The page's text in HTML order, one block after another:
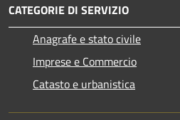
CATEGORIE DI SERVIZIO
Anagrafe e stato civile
Imprese e Commercio
Catasto e urbanistica